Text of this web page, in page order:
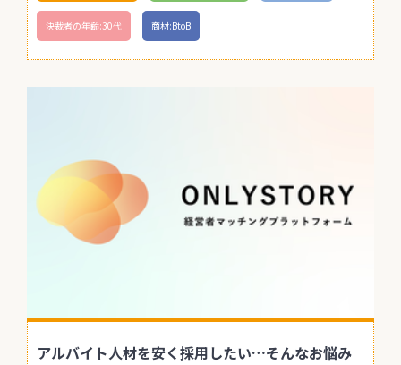
決裁者の年齢:30代 商材:BtoB
アルバイト人材を安く採用したい…そんなお悩み